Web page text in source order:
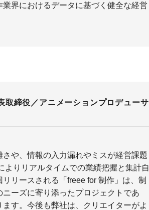
界におけるデータに基づく健全な経営
取締役／アニメーションプロデューサ
や、情報の入力漏れやミスが経営課題
よりリアルタイムでの業績把握と集計自
リースされる「freee for 制作」は、制
ーズに寄り添ったプロジェクトであ
す。今後も弊社は、クリエイターがよ